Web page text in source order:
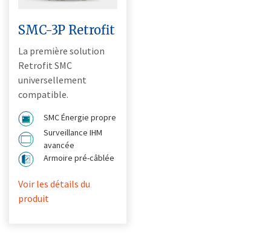
SMC-3P Retrofit
La première solution
Retrofit SMC
universellement
compatible.
SMC Énergie propre
Surveillance IHM
avancée
Armoire pré-câblée
Voir les détails du
produit